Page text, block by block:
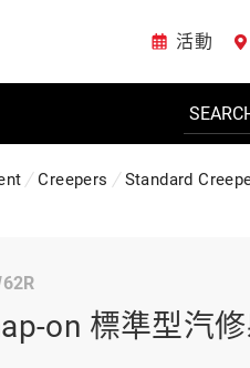
活動
Creepers Standard
on 標準型汽